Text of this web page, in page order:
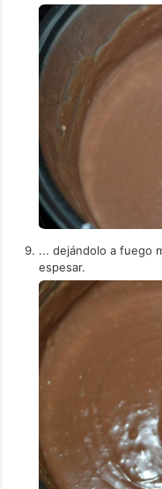
... dejándolo a fuego
espesar.